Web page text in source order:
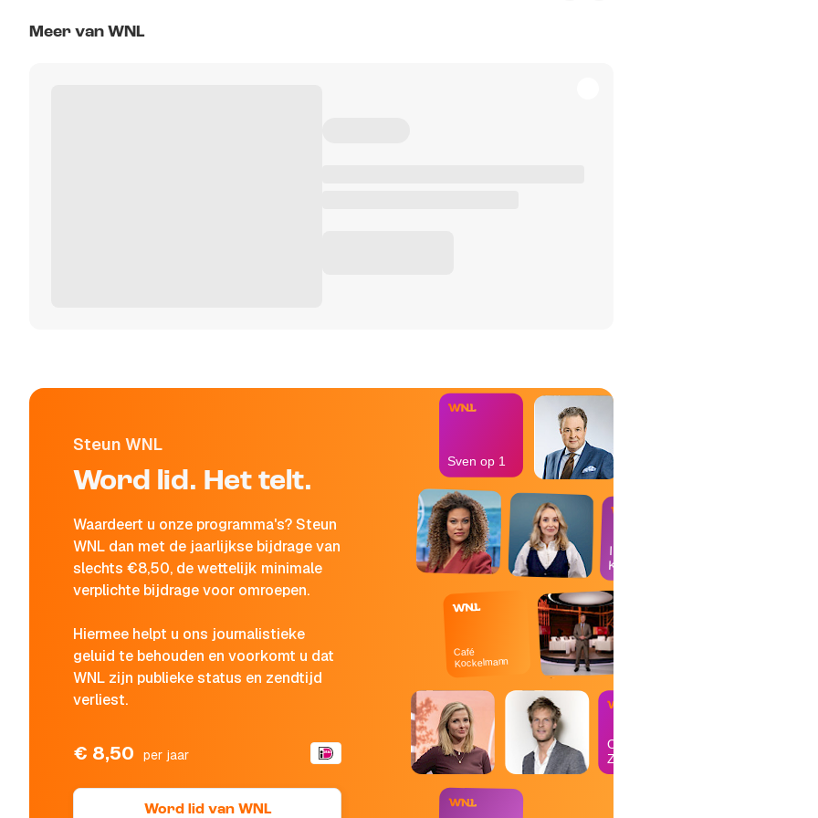
Meer van WNL
Steun WNL
Word lid. Het telt.
Waardeert u onze programma's? Steun
WNL dan met de jaarlijkse bijdrage van
slechts €8,50, de wettelijk minimale
verplichte bijdrage voor omroepen.
Hiermee helpt u ons journalistieke
geluid te behouden en voorkomt u dat
WNL zijn publieke status en zendtijd
verliest.
€ 8,50 per jaar
Word lid van WNL
Op
Zondag
Café
Kockelmann
In de
Kantine
Sven op 1